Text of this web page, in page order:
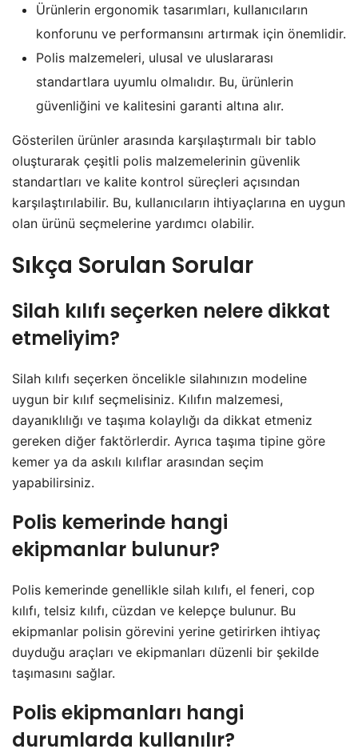
Ürünlerin ergonomik tasarımları, kullanıcıların
konforunu ve performansını artırmak için önemlidir.
Polis malzemeleri, ulusal ve uluslararası
standartlara uyumlu olmalıdır. Bu, ürünlerin
güvenliğini ve kalitesini garanti altına alır.
Gösterilen ürünler arasında karşılaştırmalı bir tablo
oluşturarak çeşitli polis malzemelerinin güvenlik
standartları ve kalite kontrol süreçleri açısından
karşılaştırılabilir. Bu, kullanıcıların ihtiyaçlarına en uygun
olan ürünü seçmelerine yardımcı olabilir.
Sıkça Sorulan Sorular
Silah kılıfı seçerken nelere dikkat
etmeliyim?
Silah kılıfı seçerken öncelikle silahınızın modeline
uygun bir kılıf seçmelisiniz. Kılıfın malzemesi,
dayanıklılığı ve taşıma kolaylığı da dikkat etmeniz
gereken diğer faktörlerdir. Ayrıca taşıma tipine göre
kemer ya da askılı kılıflar arasından seçim
yapabilirsiniz.
Polis kemerinde hangi
ekipmanlar bulunur?
Polis kemerinde genellikle silah kılıfı, el feneri, cop
kılıfı, telsiz kılıfı, cüzdan ve kelepçe bulunur. Bu
ekipmanlar polisin görevini yerine getirirken ihtiyaç
duyduğu araçları ve ekipmanları düzenli bir şekilde
taşımasını sağlar.
Polis ekipmanları hangi
durumlarda kullanılır?